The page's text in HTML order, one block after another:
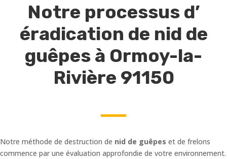
Notre processus d’
éradication de nid de
guêpes à Ormoy-la-
Rivière 91150
Notre méthode de destruction de nid de guêpes et de frelons
commence par une évaluation approfondie de votre environnement.